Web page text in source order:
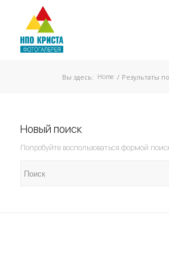
Вы здесь: Home / Результаты
Новый поиск
Попробуйте воспользоваться формой